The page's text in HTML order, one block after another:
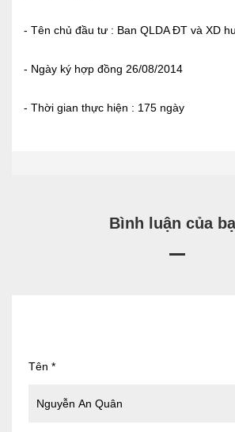
Ván ép
Dịch vụ xây dựng
Sự kiện đang diễn ra
- Tên chủ đầu tư : Ban QLDA ĐT và XD
- Ngày ký hợp đồng 26/08/2014
- Thời gian thực hiện : 175 ngày
Bình luận của
Tên *